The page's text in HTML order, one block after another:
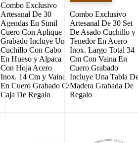
Combo Exclusivo
Artesanal De 30
Agendas En Simil
Cuero Con Aplique
Grabado Incluye Un
Cuchillo Con Cabo
En Hueso y Alpaca
Con Hoja Acero
Inox. 14 Cm y Vaina
En Cuero Grabado C/
Caja De Regalo
Combo Exclusivo
Artesanal De 30 Set
De Asado Cuchillo y
Tenedor En Acero
Inox. Largo Total 34
Cm Con Vaina En
Cuero Grabado
Incluye Una Tabla
Madera Grabada De
Regalo